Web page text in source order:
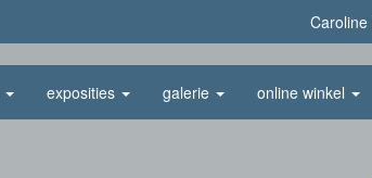
exposities galerie online winkel